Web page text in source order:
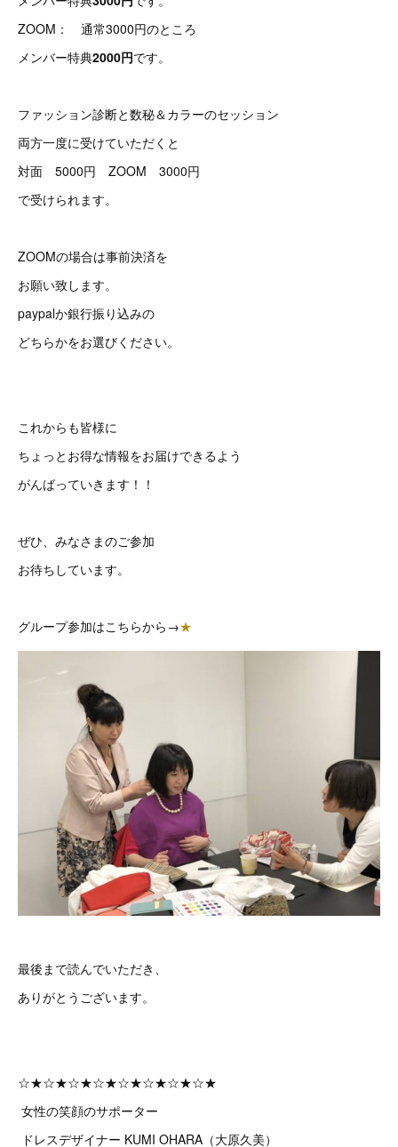
ZOOM： 通常3000円のところ
メンバー特典2000円です。
ファッション診断と数秘＆カラーのセッション
両方一度に受けていただくと
対面 5000円 ZOOM 3000円
で受けられます。
ZOOMの場合は事前決済を
お願い致します。
paypalか銀行振り込みの
どちらかをお選びください。
これからも皆様に
ちょっとお得な情報をお届けできるよう
がんばっていきます！！
ぜひ、みなさまのご参加
お待ちしています。
グループ参加はこちらから→★
最後まで読んでいただき、
ありがとうございます。
☆★☆★☆★☆★☆★☆★☆★☆★
女性の笑顔のサポーター
ドレスデザイナー KUMI OHARA（大原久美）